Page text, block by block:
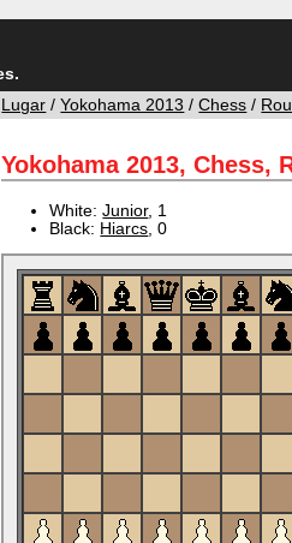
Lugar /Yokohama 2013 /Chess /
Yokohama 2013, Chess,
White:Junior, 1
Black: Hiarcs , 0